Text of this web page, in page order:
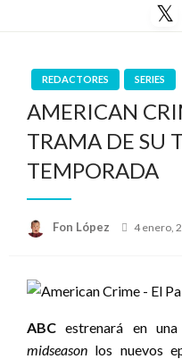
al
REDACTORES SERIES
AMERICAN
TRAMA DE SU
TEMPORADA
Fon López
Publicado
4 enero,
ABC estrenará en
midseason los nuevos